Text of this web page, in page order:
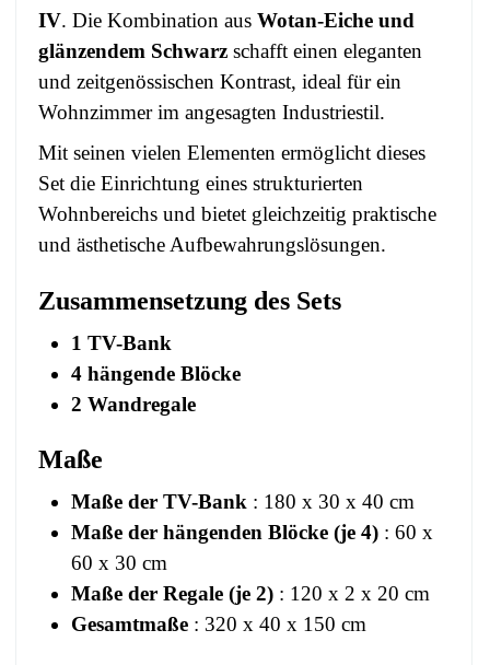
IV. Die Kombination aus Wotan-Eiche und
glänzendem Schwarz schafft einen eleganten
und zeitgenössischen Kontrast, ideal für ein
Wohnzimmer im angesagten Industriestil.
Mit seinen vielen Elementen ermöglicht dieses
Set die Einrichtung eines strukturierten
Wohnbereichs und bietet gleichzeitig praktische
und ästhetische Aufbewahrungslösungen.
Zusammensetzung des Sets
1 TV-Bank
4 hängende Blöcke
2 Wandregale
Maße
Maße der TV-Bank : 180 x 30 x 40 cm
Maße der hängenden Blöcke (je 4) : 60 x
60 x 30 cm
Maße der Regale (je 2) : 120 x 2 x 20 cm
Gesamtmaße : 320 x 40 x 150 cm